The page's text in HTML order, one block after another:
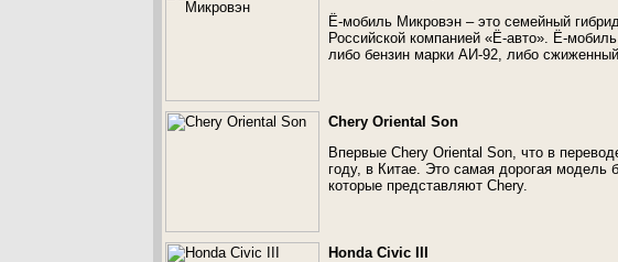
Ё-мобиль Микровэн – это семейный
Российской компанией «Ё-авто». Ё-
либо бензин марки АИ-92, либо
Chery Oriental Son
Впервые Chery Oriental Son, что в
году, в Китае. Это самая дорогая модель
которые представляют Chery.
Honda Civic III